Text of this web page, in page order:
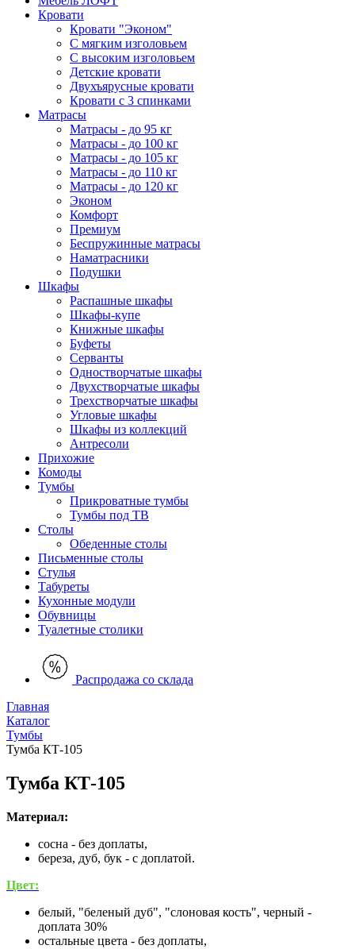
Кровати
Кровати "Эконом"
С мягким изголовьем
С высоким изголовьем
Детские кровати
Двухъярусные кровати
Кровати с 3 спинками
Матрасы
Матрасы - до 95 кг
Матрасы - до 100 кг
Матрасы - до 105 кг
Матрасы - до 110 кг
Матрасы - до 120 кг
Эконом
Комфорт
Премиум
Беспружинные матрасы
Наматрасники
Подушки
Шкафы
Распашные шкафы
Шкафы-купе
Книжные шкафы
Буфеты
Серванты
Одностворчатые шкафы
Двухстворчатые шкафы
Трехстворчатые шкафы
Угловые шкафы
Шкафы из коллекций
Антресоли
Прихожие
Комоды
Тумбы
Прикроватные тумбы
Тумбы под ТВ
Столы
Обеденные столы
Письменные столы
Стулья
Табуреты
Кухонные модули
Обувницы
Туалетные столики
Распродажа со склада
Главная
Каталог
Тумбы
Тумба КТ-105
Тумба КТ-105
Материал:
сосна - без доплаты,
береза, дуб, бук - с доплатой.
Цвет:
белый, "беленый дуб", "слоновая кость", черный -
доплата 30%
остальные цвета - без доплаты,